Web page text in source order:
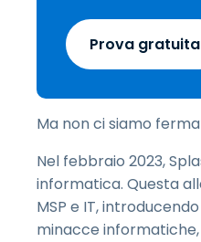
Prova gratuita
Ma non ci siamo
Nel febbraio 2023,
informatica. Questa
MSP e IT,
minacce